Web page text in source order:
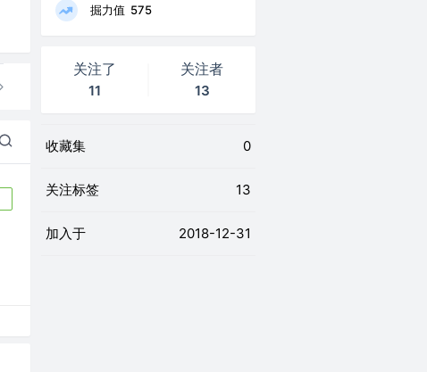
掘力值 575
关注了
11
关注者
13
收藏集 0
关注标签 13
加入于 2018-12-31